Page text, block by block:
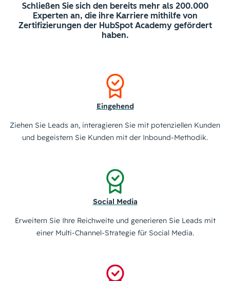
Schließen Sie sich den bereits mehr als 200.000
Experten an, die ihre Karriere mithilfe von
Zertifizierungen der HubSpot Academy gefördert
haben.
Eingehend
Ziehen Sie Leads an, interagieren Sie mit potenziellen Kunden
und begeistern Sie Kunden mit der Inbound-Methodik.
Social Media
Erweitern Sie Ihre Reichweite und generieren Sie Leads mit
einer Multi-Channel-Strategie für Social Media.